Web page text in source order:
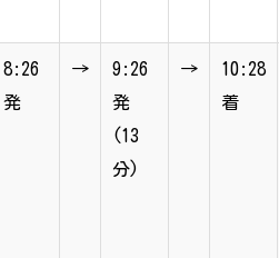
8:26
発
→
9:26
発
(13
分)
→
10:28
着